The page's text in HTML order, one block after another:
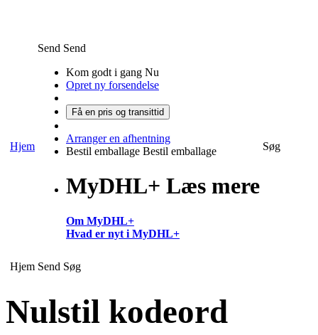
Hjem
Send Send
Kom godt i gang Nu
Opret ny forsendelse
Få en pris og transittid
Arranger en afhentning
Bestil emballage Bestil emballage
MyDHL+ Læs mere
Om MyDHL+
Hvad er nyt i MyDHL+
Søg
Hjem Send Søg
Nulstil kodeord